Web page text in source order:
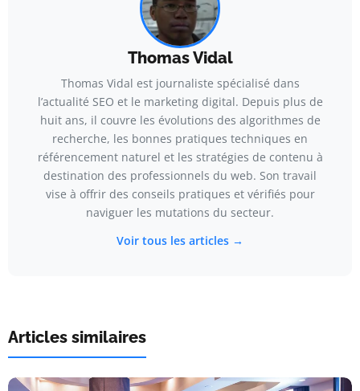
Thomas Vidal
Thomas Vidal est journaliste spécialisé dans
l’actualité SEO et le marketing digital. Depuis plus de
huit ans, il couvre les évolutions des algorithmes de
recherche, les bonnes pratiques techniques en
référencement naturel et les stratégies de contenu à
destination des professionnels du web. Son travail
vise à offrir des conseils pratiques et vérifiés pour
naviguer les mutations du secteur.
Voir tous les articles →
Articles similaires